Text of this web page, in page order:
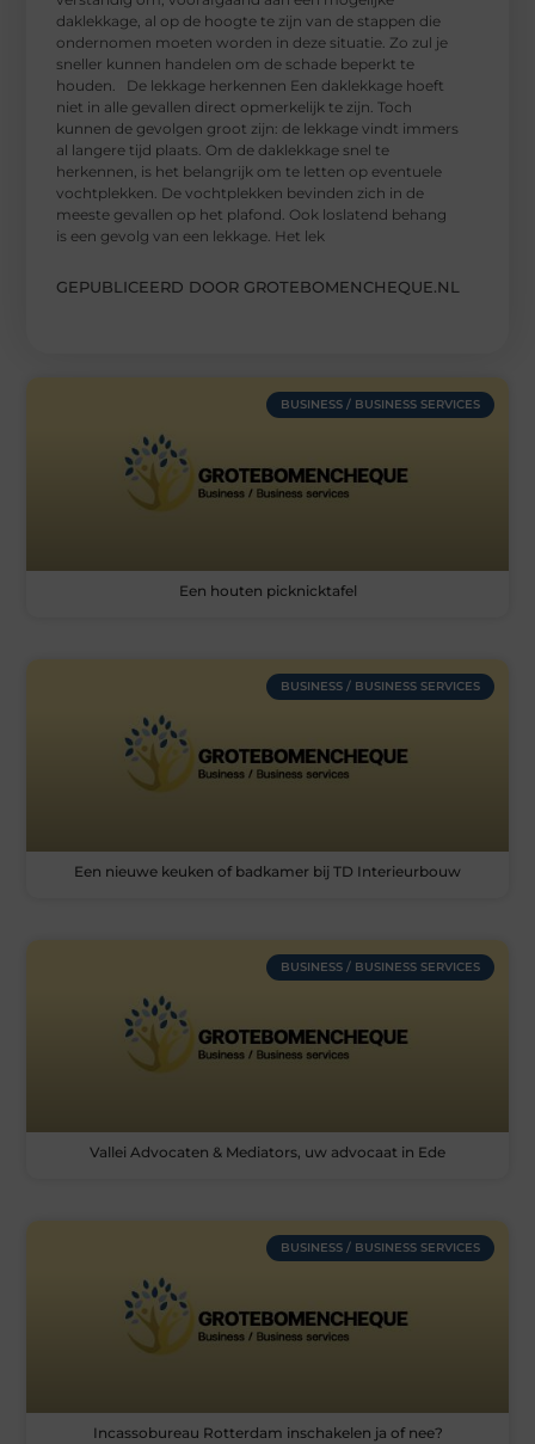
daklekkage, al op de hoogte te zijn van de stappen die
ondernomen moeten worden in deze situatie. Zo zul je
sneller kunnen handelen om de schade beperkt te
houden. De lekkage herkennen Een daklekkage hoeft
niet in alle gevallen direct opmerkelijk te zijn. Toch
kunnen de gevolgen groot zijn: de lekkage vindt immers
al langere tijd plaats. Om de daklekkage snel te
herkennen, is het belangrijk om te letten op eventuele
vochtplekken. De vochtplekken bevinden zich in de
meeste gevallen op het plafond. Ook loslatend behang
is een gevolg van een lekkage. Het lek
GEPUBLICEERD DOOR GROTEBOMENCHEQUE.NL
BUSINESS / BUSINESS SERVICES
Een houten picknicktafel
BUSINESS / BUSINESS SERVICES
Een nieuwe keuken of badkamer bij TD Interieurbouw
BUSINESS / BUSINESS SERVICES
Vallei Advocaten & Mediators, uw advocaat in Ede
BUSINESS / BUSINESS SERVICES
Incassobureau Rotterdam inschakelen ja of nee?